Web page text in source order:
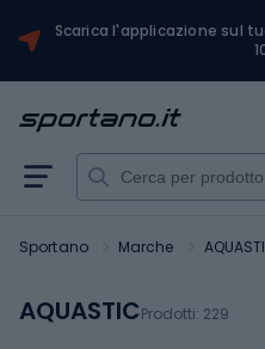
Scarica l'applicazione sul
Sportano Marche
AQUASTICProdotti: 229